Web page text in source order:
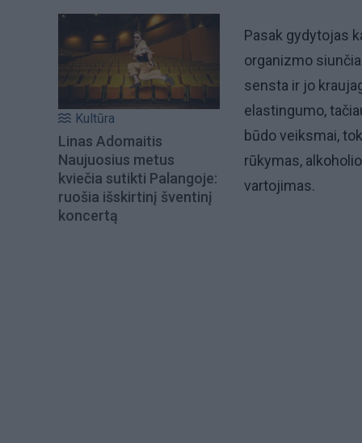
Kultūra
Linas Adomaitis
Naujuosius metus
kviečia sutikti Palangoje:
ruošia išskirtinį šventinį
koncertą
Pasak gydytojas
organizmo
sensta ir jo
elastingumo,
būdo veiksmai,
rūkymas,
vartojimas.